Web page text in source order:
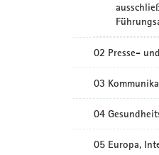
02 Presse-
03
04
05 Europa,